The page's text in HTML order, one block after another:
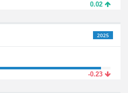
0.02
2025
-0.23